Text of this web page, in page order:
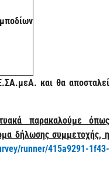
και θα αποσταλεί
παρακαλούμε όπως
δήλωσης συμμετοχής, η
runner/415a9291-1f43-